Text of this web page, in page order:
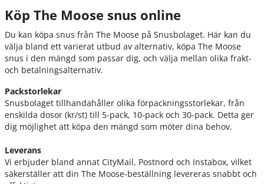
Köp The Moose snus online
Du kan köpa snus från The Moose på Snusbolaget. Här kan du
välja bland ett varierat utbud av alternativ, köpa The Moose
snus i den mängd som passar dig, och välja mellan olika frakt-
och betalningsalternativ.
Packstorlekar
Snusbolaget tillhandahåller olika förpackningsstorlekar, från
enskilda dosor (kr/st) till 5-pack, 10-pack och 30-pack. Detta ger
dig möjlighet att köpa den mängd som möter dina behov.
Leverans
Vi erbjuder bland annat CityMail, Postnord och Instabox, vilket
säkerställer att din The Moose-beställning levereras snabbt och